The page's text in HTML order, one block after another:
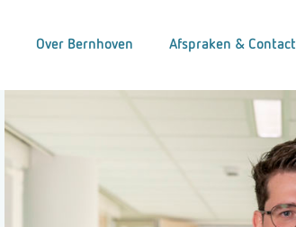
Over Bernhoven Afspraken & Contact